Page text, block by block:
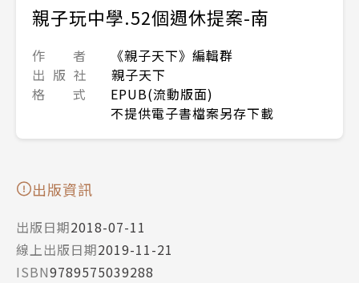
親子玩中學.52個週休提案-南
作 者
《親子天下》編輯群
出 版 社
親子天下
格 式
EPUB(流動版面)
不提供電子書檔案另存下載
出版資訊
出版日期2018-07-11
線上出版日期2019-11-21
ISBN9789575039288